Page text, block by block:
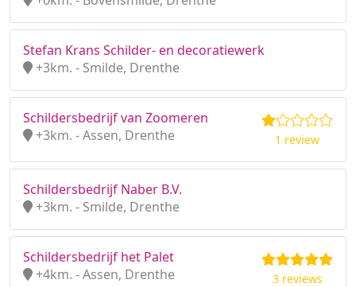
Stefan Krans Schilder- en decoratiewerk
+3km. - Smilde, Drenthe
Schildersbedrijf van Zoomeren
+3km. - Assen, Drenthe
1 review
Schildersbedrijf Naber B.V.
+3km. - Smilde, Drenthe
Schildersbedrijf het Palet
+4km. - Assen, Drenthe
3 reviews